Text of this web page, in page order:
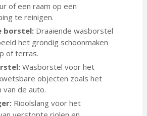
of een raam op een
te reinigen.
borstel: Draaiende wasborstel
het grondig schoonmaken
of terras.
Wasborstel voor het
objecten zoals het
van de auto.
Rioolslang voor het